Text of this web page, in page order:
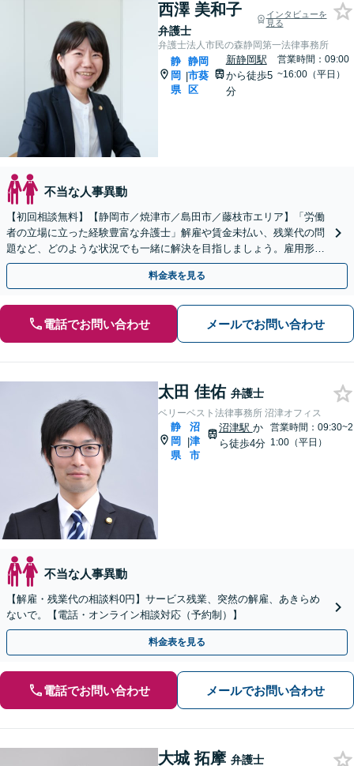
西澤 美和子
弁護士
インタビューを
見る
弁護士法人市民の森静岡第一法律事務所
静
岡
県
|
静岡
市葵
区
新静岡駅
から徒歩5
分
営業時間：09:00
~16:00（平日）
不当な人事異動
【初回相談無料】【静岡市／焼津市／島田市／藤枝市エリア】「労働
者の立場に立った経験豊富な弁護士」解雇や賃金未払い、残業代の問
題など、どのような状況でも一緒に解決を目指しましょう。雇用形態
を問わずサポート「労災申請やハラスメント問題にも対応」
料金表を見る
電話でお問い合わせ メールでお問い合わせ
太田 佳佑 弁護士
ベリーベスト法律事務所 沼津オフィス
静
岡
県
|
沼
津
市
沼津駅 か
ら徒歩4分
営業時間：09:30~2
1:00（平日）
不当な人事異動
【解雇・残業代の相談料0円】サービス残業、突然の解雇、あきらめ
ないで。【電話・オンライン相談対応（予約制）】
料金表を見る
電話でお問い合わせ メールでお問い合わせ
大城 拓摩 弁護士